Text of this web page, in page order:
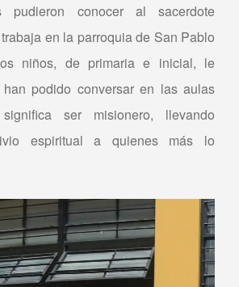
pudieron conocer al sacerdote
en la parroquia de San Pablo
niños, de primaria e inicial, le
podido conversar en las aulas
ser misionero, llevando
espiritual a quienes más lo